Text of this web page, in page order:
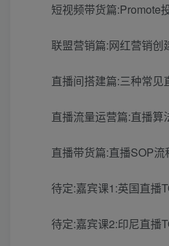
短视频带货篇:Promote
联盟营销篇:网红营销创
直播间搭建篇:三种常
直播流量运营篇:直播
直播带货篇:直播SOP
待定:嘉宾课1:英国直播
待定:嘉宾课2:印尼直播